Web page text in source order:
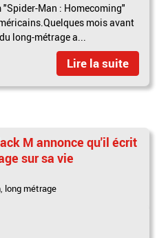
Man : Homecoming"
mois avant
long-métrage a...
Lire la suite
M annonce qu'il écrit
sur sa vie
, long métrage